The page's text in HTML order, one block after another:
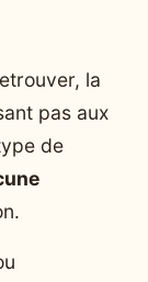
la
pas aux
de